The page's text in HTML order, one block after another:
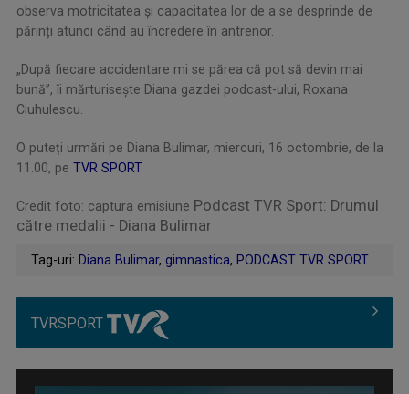
observa motricitatea și capacitatea lor de a se desprinde de
părinți atunci când au încredere în antrenor.
„După fiecare accidentare mi se părea că pot să devin mai
bună”, îi mărturisește Diana gazdei podcast-ului, Roxana
Ciuhulescu.
O puteți urmări pe Diana Bulimar, miercuri, 16 octombrie, de la
11.00, pe TVR SPORT.
Credit foto: captura emisiune Podcast TVR Sport: Drumul
către medalii - Diana Bulimar
Tag-uri: Diana Bulimar, gimnastica, PODCAST TVR SPORT
TVRSPORT